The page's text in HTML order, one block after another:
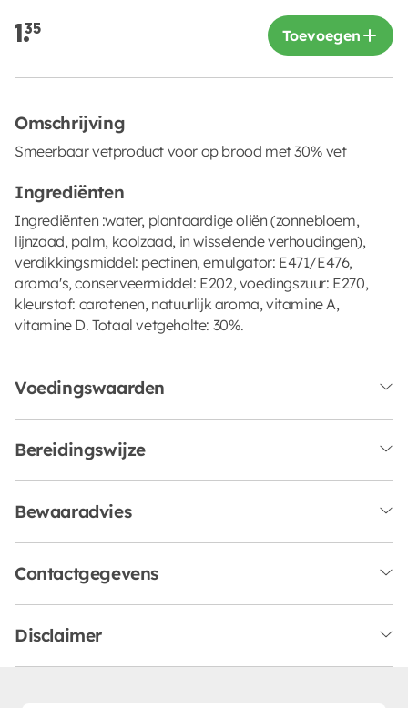
1.35 Toevoegen
Omschrijving
Smeerbaar vetproduct voor op brood met 30% vet
Ingrediënten
Ingrediënten :water, plantaardige oliën (zonnebloem,
lijnzaad, palm, koolzaad, in wisselende verhoudingen),
verdikkingsmiddel: pectinen, emulgator: E471/E476,
aroma's, conserveermiddel: E202, voedingszuur: E270,
kleurstof: carotenen, natuurlijk aroma, vitamine A,
vitamine D. Totaal vetgehalte: 30%.
Voedingswaarden
Bereidingswijze
Bewaaradvies
Contactgegevens
Disclaimer